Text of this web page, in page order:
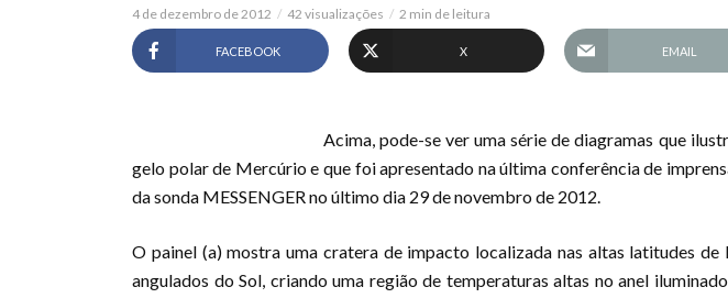
4 de dezembro de 2012 42 visualizações 2 min de leitura
FACEBOOK X EMAIL
Acima, pode-se ver uma série de diagramas que
gelo polar de Mercúrio e que foi apresentado na última conferência de
da sonda MESSENGER no último dia 29 de novembro de 2012.
O painel (a) mostra uma cratera de impacto localizada nas altas latitudes
angulados do Sol, criando uma região de temperaturas altas no anel